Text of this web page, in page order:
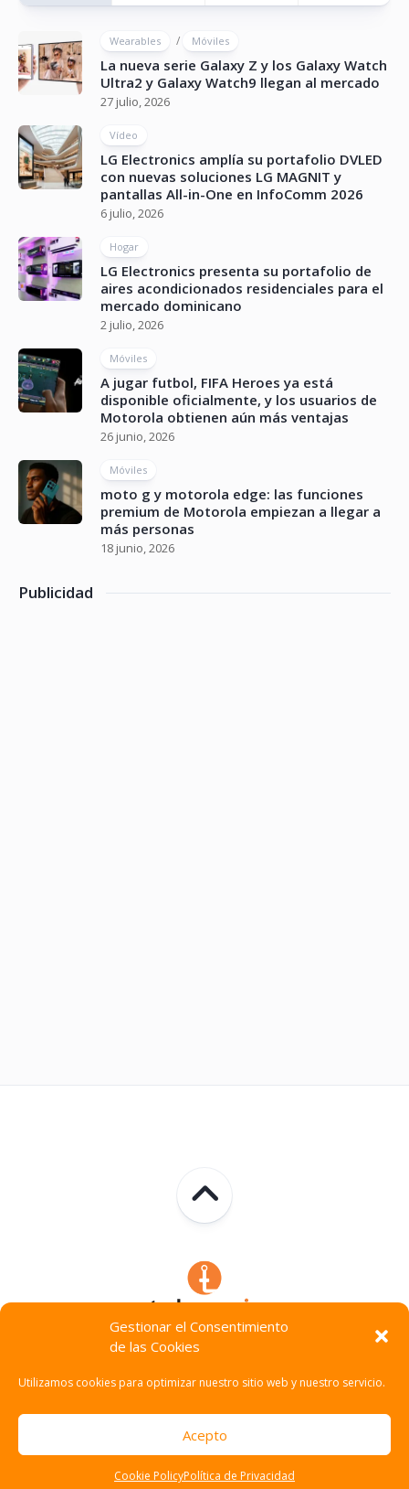
Gestionar el Consentimiento
de las Cookies
Utilizamos cookies para optimizar nuestro sitio web y nuestro servicio.
Acepto
Cookie PolicyPolítica de Privacidad
Wearables / Móviles
La nueva serie Galaxy Z y los Galaxy Watch
Ultra2 y Galaxy Watch9 llegan al mercado
27 julio, 2026
Vídeo
LG Electronics amplía su portafolio DVLED
con nuevas soluciones LG MAGNIT y
pantallas All-in-One en InfoComm 2026
6 julio, 2026
Hogar
LG Electronics presenta su portafolio de
aires acondicionados residenciales para el
mercado dominicano
2 julio, 2026
Móviles
A jugar futbol, FIFA Heroes ya está
disponible oficialmente, y los usuarios de
Motorola obtienen aún más ventajas
26 junio, 2026
Móviles
moto g y motorola edge: las funciones
premium de Motorola empiezan a llegar a
más personas
18 junio, 2026
Publicidad
Technocracia © 2026. Todos Los Derechos Reservados.